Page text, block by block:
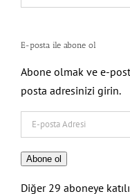
for:
E-posta ile abone ol
Abone olmak ve e-
posta adresinizi girin.
posta
Adresi
Abone ol
Diğer 29 aboneye